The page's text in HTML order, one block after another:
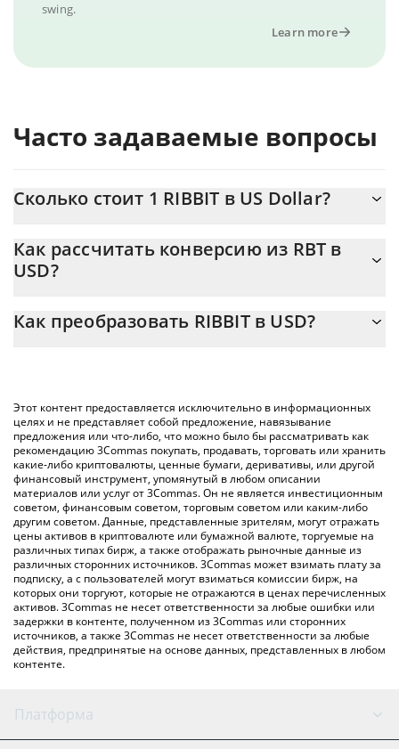
swing.
Learn more
Часто задаваемые вопросы
Сколько стоит 1 RIBBIT в US Dollar?
На данный момент 1 RIBBIT равно 3.90163e-7 {toSymbol
Как рассчитать конверсию из RBT в
USD?
цену конвертации RBT в USD, просто введя сумму RIBBIT в
Вы также можете использовать приведенную выше таблицу
цен RIBBIT, чтобы проверить последние цены на RIBBIT в
основных фиатных и криптовалютах.
Как преобразовать RIBBIT в USD?
Этот контент предоставляется исключительно в информационных
целях и не представляет собой предложение, навязывание
предложения или что-либо, что можно было бы рассматривать как
рекомендацию 3Commas покупать, продавать, торговать или хранить
какие-либо криптовалюты, ценные бумаги, деривативы, или другой
финансовый инструмент, упомянутый в любом описании
материалов или услуг от 3Commas. Он не является инвестиционным
советом, финансовым советом, торговым советом или каким-либо
другим советом. Данные, представленные зрителям, могут отражать
цены активов в криптовалюте или бумажной валюте, торгуемые на
различных типах бирж, а также отображать рыночные данные из
различных сторонних источников. 3Commas может взимать плату за
подписку, а с пользователей могут взиматься комиссии бирж, на
которых они торгуют, которые не отражаются в ценах перечисленных
активов. 3Commas не несет ответственности за любые ошибки или
задержки в контенте, полученном из 3Commas или сторонних
источников, а также 3Commas не несет ответственности за любые
действия, предпринятые на основе данных, представленных в любом
контенте.
Платформа